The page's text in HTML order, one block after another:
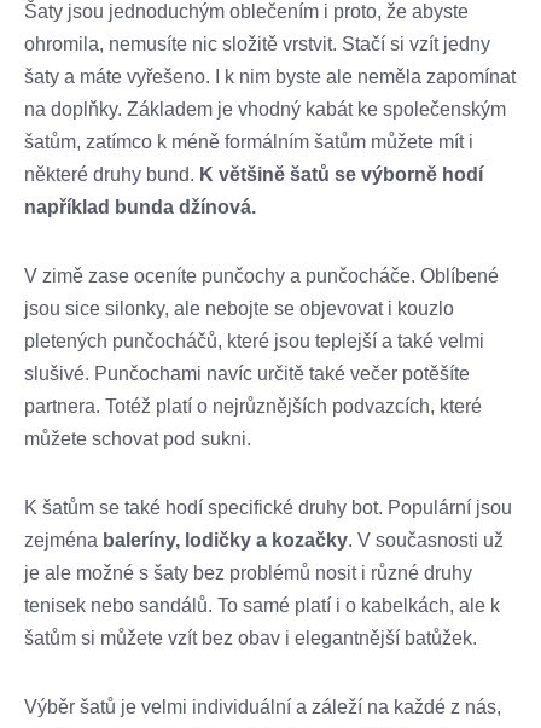
Šaty jsou jednoduchým oblečením i proto, že abyste
ohromila, nemusíte nic složitě vrstvit. Stačí si vzít jedny
šaty a máte vyřešeno. I k nim byste ale neměla zapomínat
na doplňky. Základem je vhodný kabát ke společenským
šatům, zatímco k méně formálním šatům můžete mít i
některé druhy bund. K většině šatů se výborně hodí
například bunda džínová.
V zimě zase oceníte punčochy a punčocháče. Oblíbené
jsou sice silonky, ale nebojte se objevovat i kouzlo
pletených punčocháčů, které jsou teplejší a také velmi
slušivé. Punčochami navíc určitě také večer potěšíte
partnera. Totéž platí o nejrůznějších podvazcích, které
můžete schovat pod sukni.
K šatům se také hodí specifické druhy bot. Populární jsou
zejména baleríny, lodičky a kozačky. V současnosti už
je ale možné s šaty bez problémů nosit i různé druhy
tenisek nebo sandálů. To samé platí i o kabelkách, ale k
šatům si můžete vzít bez obav i elegantnější batůžek.
Výběr šatů je velmi individuální a záleží na každé z nás,